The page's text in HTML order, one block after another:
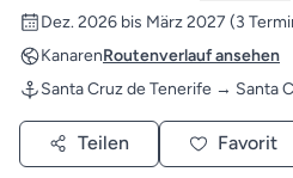
Dez. 2026 bis März 2027 (3
KanarenRoutenverlauf ansehen
Santa Cruz de Tenerife → Santa
Teilen Favorit